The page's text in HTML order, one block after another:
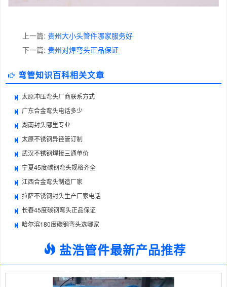
上一篇: 贵州大小头管件哪家服务好
下一篇: 贵州对焊弯头正品保证
弯管知识百科相关文章
太原冲压弯头厂商联系方式
广东合金弯头电话多少
湖南封头哪里专业
太原不锈钢异径管订制
武汉不锈钢焊接三通单价
宁夏45度碳钢弯头规格齐全
江西合金弯头制造厂家
拉萨不锈钢封头生产厂家电话
长春45度碳钢弯头正品保证
哈尔滨180度碳钢弯头选哪家
盐浩管件最新产品推荐